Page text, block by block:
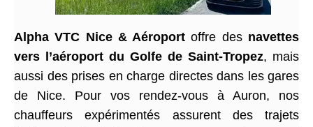
Alpha VTC Nice & Aéroport offre des navettes
vers l’aéroport du Golfe de Saint-Tropez, mais
aussi des prises en charge directes dans les gares
de Nice. Pour vos rendez-vous à Auron, nos
chauffeurs expérimentés assurent des trajets